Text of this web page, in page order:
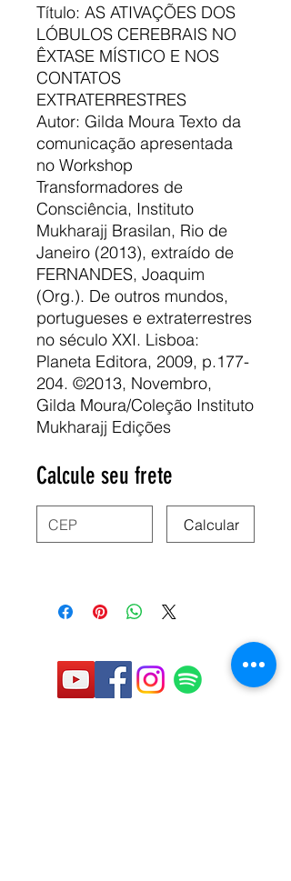
Título: AS ATIVAÇÕES DOS
LÓBULOS CEREBRAIS NO
ÊXTASE MÍSTICO E NOS
CONTATOS
EXTRATERRESTRES
Autor: Gilda Moura Texto da
comunicação apresentada
no Workshop
Transformadores de
Consciência, Instituto
Mukharajj Brasilan, Rio de
Janeiro (2013), extraído de
FERNANDES, Joaquim
(Org.). De outros mundos,
portugueses e extraterrestres
no século XXI. Lisboa:
Planeta Editora, 2009, p.177-
204. ©2013, Novembro,
Gilda Moura/Coleção Instituto
Mukharajj Edições
Calcule seu frete
Calcular